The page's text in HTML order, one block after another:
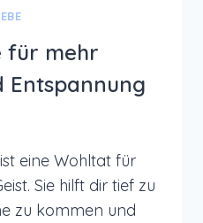
für mehr
Entspannung
eine Wohltat für
Sie hilft dir tief zu
zu kommen und